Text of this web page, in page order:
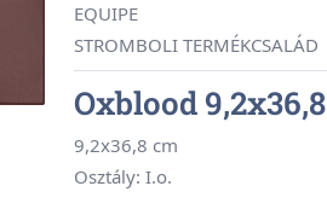
EQUIPE
STROMBOLI TERMÉKCSALÁD
Oxblood 9,2x36,8
9,2x36,8 cm
Osztály: I.o.